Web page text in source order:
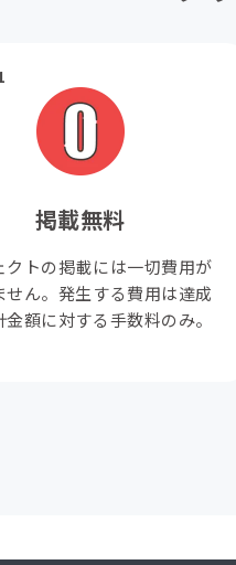
掲載無料
クトの掲載には一切費用が
せん。発生する費用は達成
金額に対する手数料のみ。